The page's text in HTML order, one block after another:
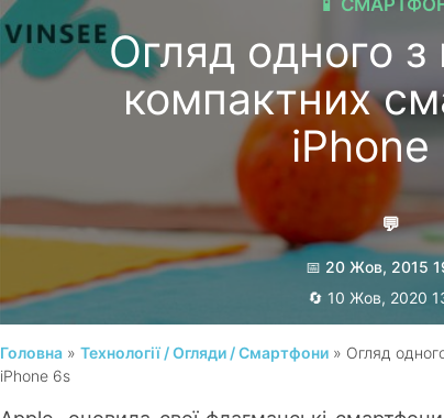
📱
Огляд одного
компактних
iPhone
💬
📅 20 Жов, 2015
🔄 10 Жов, 2020
Гребеник
Головна »Технології / Огляди / Смартфони » Огляд
iPhone 6s